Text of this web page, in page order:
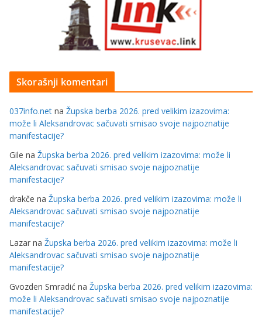
Skorašnji komentari
037info.net na Župska berba 2026. pred velikim izazovima:
može li Aleksandrovac sačuvati smisao svoje najpoznatije
manifestacije?
Gile na Župska berba 2026. pred velikim izazovima: može li
Aleksandrovac sačuvati smisao svoje najpoznatije
manifestacije?
drakče na Župska berba 2026. pred velikim izazovima: može li
Aleksandrovac sačuvati smisao svoje najpoznatije
manifestacije?
Lazar na Župska berba 2026. pred velikim izazovima: može li
Aleksandrovac sačuvati smisao svoje najpoznatije
manifestacije?
Gvozden Smradić na Župska berba 2026. pred velikim izazovima:
može li Aleksandrovac sačuvati smisao svoje najpoznatije
manifestacije?